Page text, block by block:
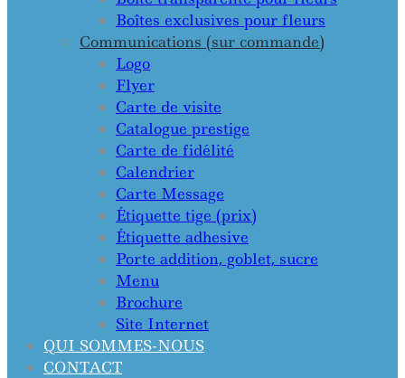
Boîtes exclusives pour fleurs
Communications (sur commande)
Logo
Flyer
Carte de visite
Catalogue prestige
Carte de fidélité
Calendrier
Carte Message
Étiquette tige (prix)
Étiquette adhesive
Porte addition, goblet, sucre
Menu
Brochure
Site Internet
QUI SOMMES-NOUS
CONTACT